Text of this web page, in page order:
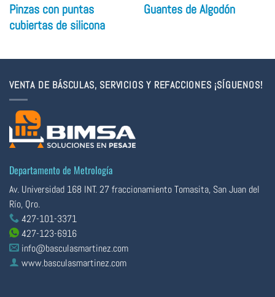
Pinzas con puntas
cubiertas de silicona
Guantes de Algodón
VENTA DE BÁSCULAS, SERVICIOS Y REFACCIONES ¡SÍGUENOS!
Departamento de Metrología
Av. Universidad 168 INT. 27 fraccionamiento Tomasita, San Juan del
Río, Qro.
427-101-3371
427-123-6916
info@basculasmartinez.com
www.basculasmartinez.com